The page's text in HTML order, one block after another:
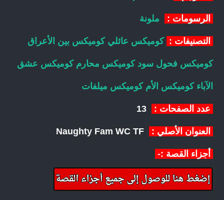
الرسومات : ملونة
التصنيفات : كوميكس عائلي كوميكس بين الأعراق
كوميكس فحول سود كوميكس محارم كوميكس عشق
الآباء كوميكس الأم كوميكس ميلفات
عدد الصفحات :
العنوان الأصلي :
أجزاء القصة :-